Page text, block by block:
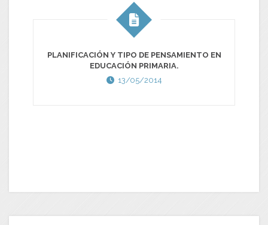
PLANIFICACIÓN Y TIPO DE PENSAMIENTO EN
EDUCACIÓN PRIMARIA.
13/05/2014